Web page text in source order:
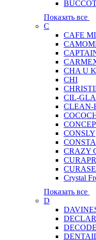
Показать все
C
CAFE
CHA U
CHI
CIL-
CLEAN-
CONSLY
CRAZY
Crystal
Показать все
D
DECODE